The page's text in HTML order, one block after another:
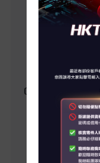
額外服務
服務支援
關於我們